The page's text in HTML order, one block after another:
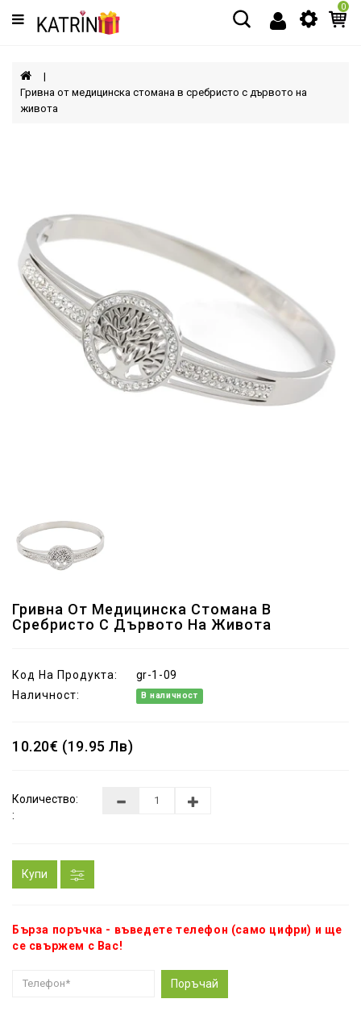
Категории
МЪЖЕ
ЖЕНИ
0
Гривна от медицинска стомана в сребристо с дървото на
живота
Гривна От Медицинска Стомана В
Сребристо С Дървото На Живота
Код На Продукта:
gr-1-09
Наличност:
В наличност
10.20€ (19.95 Лв)
Количество:
:
Купи
Бърза поръчка - въведете телефон (само цифри) и ще
се свържем с Вас!
Поръчай